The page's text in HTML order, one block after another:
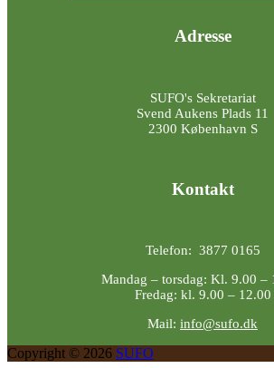
Adresse
SUFO's Sekretariat
Svend Aukens Plads 11
2300 København S
Kontakt
Telefon: 3877 0165
Mandag – torsdag: Kl. 9.00 –
Fredag: kl. 9.00 – 12.00
Mail: info@sufo.dk
Copyright © 2026 SUFO